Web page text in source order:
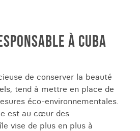
à la jungle de la Sierra del
marins colorés au
ARCHITECTURAL
À TRINIDAD
À CUBA
de conserver la beauté
tend à mettre en place de
éco-environnementales.
est au cœur des
vise de plus en plus à